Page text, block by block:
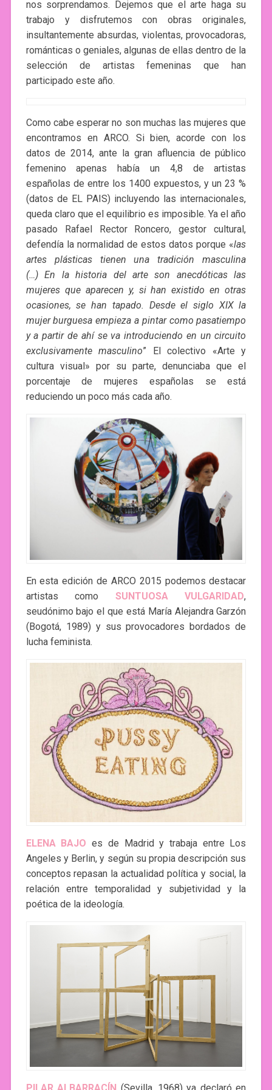
nos sorprendamos. Dejemos que el arte haga su
trabajo y disfrutemos con obras originales,
insultantemente absurdas, violentas, provocadoras,
románticas o geniales, algunas de ellas dentro de la
selección de artistas femeninas que han
participado este año.
Como cabe esperar no son muchas las mujeres que
encontramos en ARCO. Si bien, acorde con los
datos de 2014, ante la gran afluencia de público
femenino apenas había un 4,8 de artistas
españolas de entre los 1400 expuestos, y un 23 %
(datos de EL PAIS) incluyendo las internacionales,
queda claro que el equilibrio es imposible. Ya el año
pasado Rafael Rector Roncero, gestor cultural,
defendía la normalidad de estos datos porque «las
artes plásticas tienen una tradición masculina
(…) En la historia del arte son anecdóticas las
mujeres que aparecen y, si han existido en otras
ocasiones, se han tapado. Desde el siglo XIX la
mujer burguesa empieza a pintar como pasatiempo
y a partir de ahí se va introduciendo en un circuito
exclusivamente masculino” El colectivo «Arte y
cultura visual» por su parte, denunciaba que el
porcentaje de mujeres españolas se está
reduciendo un poco más cada año.
En esta edición de ARCO 2015 podemos destacar
artistas como SUNTUOSA VULGARIDAD,
seudónimo bajo el que está María Alejandra Garzón
(Bogotá, 1989) y sus provocadores bordados de
lucha feminista.
ELENA BAJO es de Madrid y trabaja entre Los
Angeles y Berlin, y según su propia descripción sus
conceptos repasan la actualidad política y social, la
relación entre temporalidad y subjetividad y la
poética de la ideología.